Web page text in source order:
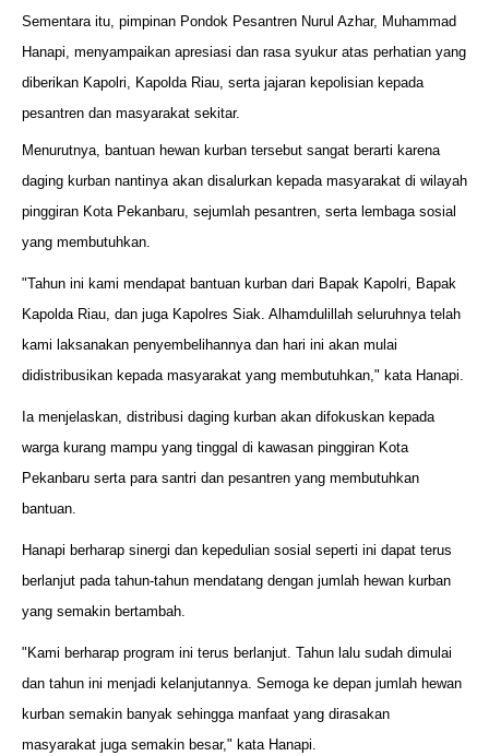
Sementara itu, pimpinan Pondok Pesantren Nurul Azhar, Muhammad
Hanapi, menyampaikan apresiasi dan rasa syukur atas perhatian yang
diberikan Kapolri, Kapolda Riau, serta jajaran kepolisian kepada
pesantren dan masyarakat sekitar.
Menurutnya, bantuan hewan kurban tersebut sangat berarti karena
daging kurban nantinya akan disalurkan kepada masyarakat di wilayah
pinggiran Kota Pekanbaru, sejumlah pesantren, serta lembaga sosial
yang membutuhkan.
"Tahun ini kami mendapat bantuan kurban dari Bapak Kapolri, Bapak
Kapolda Riau, dan juga Kapolres Siak. Alhamdulillah seluruhnya telah
kami laksanakan penyembelihannya dan hari ini akan mulai
didistribusikan kepada masyarakat yang membutuhkan," kata Hanapi.
Ia menjelaskan, distribusi daging kurban akan difokuskan kepada
warga kurang mampu yang tinggal di kawasan pinggiran Kota
Pekanbaru serta para santri dan pesantren yang membutuhkan
bantuan.
Hanapi berharap sinergi dan kepedulian sosial seperti ini dapat terus
berlanjut pada tahun-tahun mendatang dengan jumlah hewan kurban
yang semakin bertambah.
"Kami berharap program ini terus berlanjut. Tahun lalu sudah dimulai
dan tahun ini menjadi kelanjutannya. Semoga ke depan jumlah hewan
kurban semakin banyak sehingga manfaat yang dirasakan
masyarakat juga semakin besar," kata Hanapi.